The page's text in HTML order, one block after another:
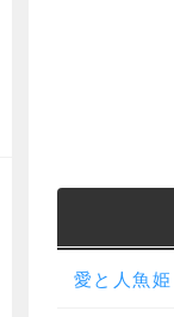
愛と人魚姫